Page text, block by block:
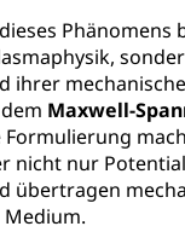
Phänomens
ihrer
Maxwell-
nicht nur
übertragen